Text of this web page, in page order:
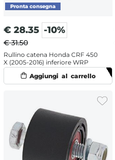
€ 28.35 -10%
€ 31.50
Rullino catena Honda CRF 450
X (2005-2016) inferiore WRP